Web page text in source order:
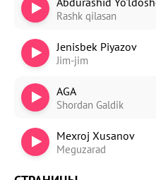
Rashk qilasan
Jenisbek Piyazov
Jim-jim
AGA
Shordan Galdik
Mexroj Xusanov
Meguzarad